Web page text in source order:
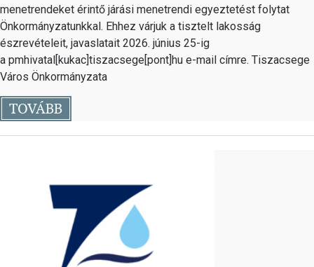
menetrendeket érintő járási menetrendi egyeztetést folytat
Önkormányzatunkkal. Ehhez várjuk a tisztelt lakosság
észrevételeit, javaslatait 2026. június 25-ig
a pmhivatal[kukac]tiszacsege[pont]hu e-mail címre. Tiszacsege
Város Önkormányzata
TOVÁBB